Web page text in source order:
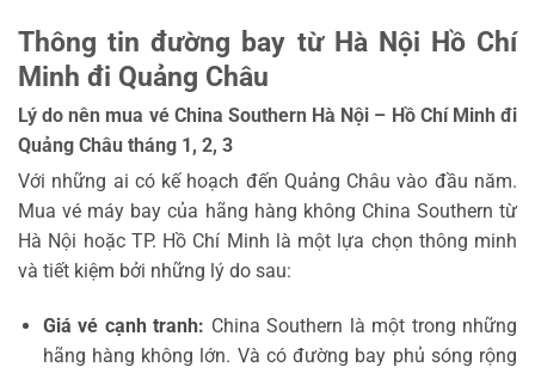
Thông tin đường bay từ Hà Nội Hồ Chí
Minh đi Quảng Châu
Lý do nên mua vé China Southern Hà Nội – Hồ Chí Minh đi
Quảng Châu tháng 1, 2, 3
Với những ai có kế hoạch đến Quảng Châu vào đầu năm.
Mua vé máy bay của hãng hàng không China Southern từ
Hà Nội hoặc TP. Hồ Chí Minh là một lựa chọn thông minh
và tiết kiệm bởi những lý do sau:
Giá vé cạnh tranh: China Southern là một trong những
hãng hàng không lớn. Và có đường bay phủ sóng rộng